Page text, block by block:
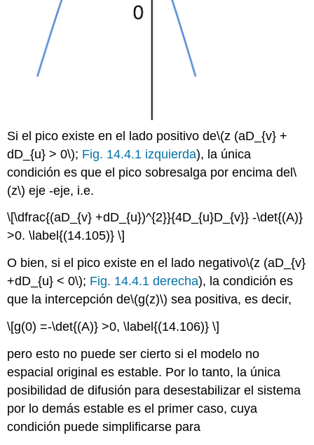
Si el pico existe en el lado positivo de\(z (aD_{v} +
dD_{u} > 0\); Fig. 14.4.1 izquierda), la única
condición es que el pico sobresalga por encima del\
(z\) eje -eje, i.e.
\[\dfrac{(aD_{v} +dD_{u})^{2}}{4D_{u}D_{v}} -\det{(A)}
>0. \label{(14.105)} \]
O bien, si el pico existe en el lado negativo\(z (aD_{v}
+dD_{u} < 0\); Fig. 14.4.1 derecha), la condición es
que la intercepción de\(g(z)\) sea positiva, es decir,
\[g(0) =-\det{(A)} >0, \label{(14.106)} \]
pero esto no puede ser cierto si el modelo no
espacial original es estable. Por lo tanto, la única
posibilidad de difusión para desestabilizar el sistema
por lo demás estable es el primer caso, cuya
condición puede simplificarse para